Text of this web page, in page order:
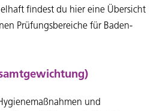
findest du hier eine Übersicht
Prüfungsbereiche für Baden-
und